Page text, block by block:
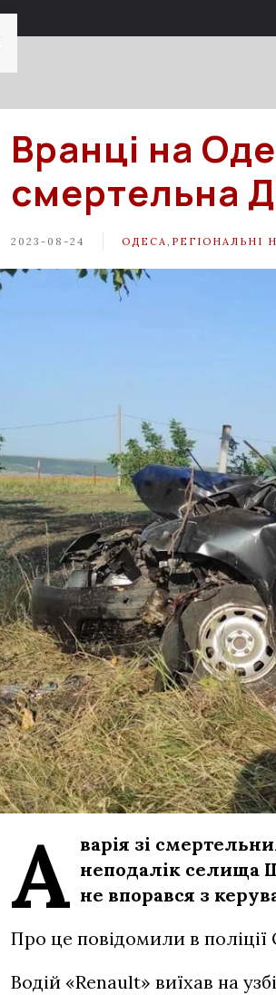
Вранці на
смертельна
2023-08-24 ОДЕСА РЕГІОНАЛЬНІ
А варія зі
неподалік селища
не впорався з
Про це повідомили в поліції
Водій «Renault» виїхав на